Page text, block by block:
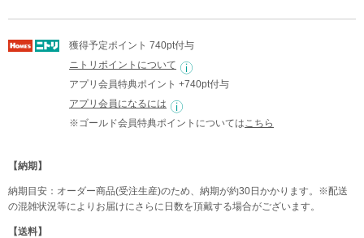
獲得予定ポイント 740pt付与
ニトリポイントについて
アプリ会員特典ポイント +740pt付与
アプリ会員になるには
※ゴールド会員特典ポイントについては こちら
【納期】
納期目安：オーダー商品(受注生産)のため、納期が約30日かかります。※配送
の混雑状況等によりお届けにさらに日数を頂戴する場合がございます。
【送料】